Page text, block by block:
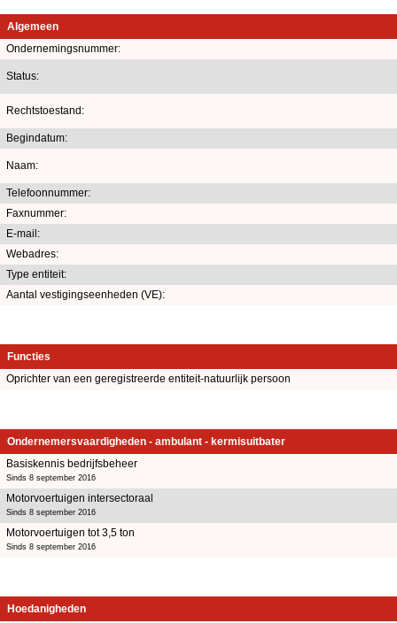
Algemeen
Ondernemingsnummer:
Status:
Rechtstoestand:
Begindatum:
Naam:
Telefoonnummer:
Faxnummer:
E-mail:
Webadres:
Type entiteit:
Aantal vestigingseenheden (VE):
Functies
Oprichter van een geregistreerde entiteit-natuurlijk persoon
Ondernemersvaardigheden - ambulant - kermisuitbater
Basiskennis bedrijfsbeheer
Sinds 8 september 2016
Motorvoertuigen intersectoraal
Sinds 8 september 2016
Motorvoertuigen tot 3,5 ton
Sinds 8 september 2016
Hoedanigheden